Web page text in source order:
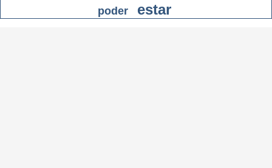
poder estar